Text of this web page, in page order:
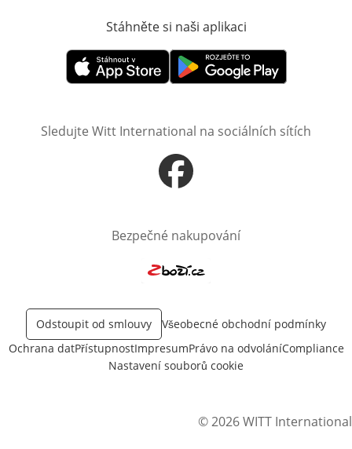
Stáhněte si naši aplikaci
Otevře v novém okněOtevře v novém okně
Sledujte Witt International na sociálních sítích
Otevře v novém okně
Bezpečné nakupování
Odstoupit od smlouvy
Všeobecné obchodní podmínky
Ochrana datPřístupnostImpresumPrávo na odvoláníCompliance
Nastavení souborů cookie
© 2026 WITT International